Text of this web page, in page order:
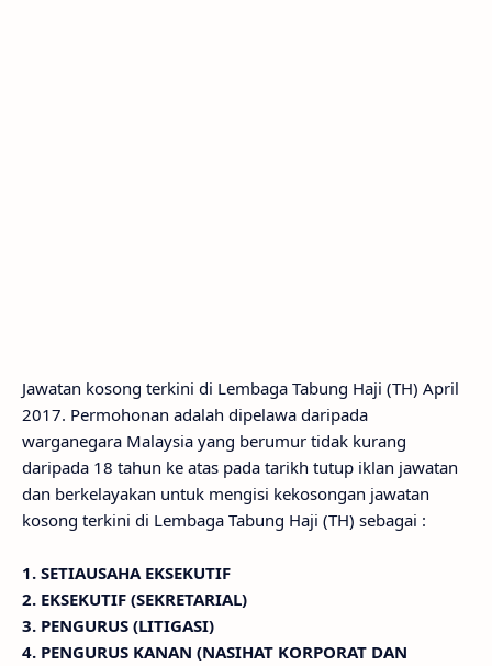
Jawatan kosong terkini di Lembaga Tabung Haji (TH) April
2017. Permohonan adalah dipelawa daripada
warganegara Malaysia yang berumur tidak kurang
daripada 18 tahun ke atas pada tarikh tutup iklan jawatan
dan berkelayakan untuk mengisi kekosongan jawatan
kosong terkini di Lembaga Tabung Haji (TH) sebagai :
1. SETIAUSAHA EKSEKUTIF
2. EKSEKUTIF (SEKRETARIAL)
3. PENGURUS (LITIGASI)
4. PENGURUS KANAN (NASIHAT KORPORAT DAN